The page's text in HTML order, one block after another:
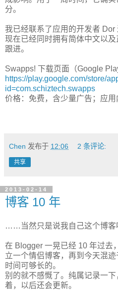
分。
我已经联系了应用的开发者 Dor
现在已经同时拥有简体中文以
跟进。
Swapps! 下载页面（Google
https://play.google.com/store/
id=com.schiztech.swapps
价格：免费，含少量广告；应
Chen 发布于 12:06 2 条评论:
共享
2013-02-14
博客 10 年
……当然只是说我自己这个博客
在 Blogger 一晃已经 10 年过去
立一个情侣博客，再到今天混迹
时间可够长的。
别的就不感慨了。纯属记录一
着，以后还会更新。